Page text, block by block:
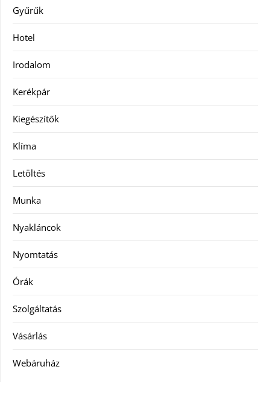
Gyűrűk
Hotel
Irodalom
Kerékpár
Kiegészítők
Klíma
Letöltés
Munka
Nyakláncok
Nyomtatás
Órák
Szolgáltatás
Vásárlás
Webáruház